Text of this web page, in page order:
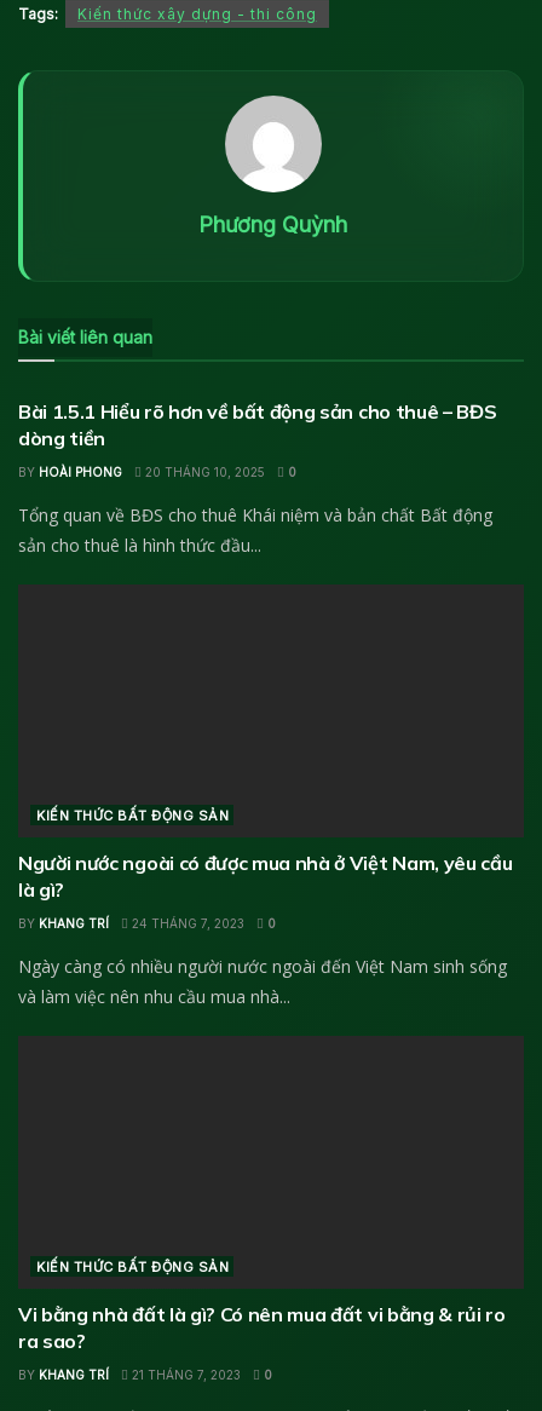
Tags: Kiến thức xây dựng - thi công
Phương Quỳnh
Bài viết liên quan
KIẾN THỨC BẤT ĐỘNG SẢN
Bài 1.5.1 Hiểu rõ hơn về bất động sản cho thuê – BĐS
dòng tiền
BY HOÀI PHONG 20 THÁNG 10, 2025 0
Tổng quan về BĐS cho thuê Khái niệm và bản chất Bất động
sản cho thuê là hình thức đầu...
KIẾN THỨC BẤT ĐỘNG SẢN
Người nước ngoài có được mua nhà ở Việt Nam, yêu cầu
là gì?
BY KHANG TRÍ 24 THÁNG 7, 2023 0
Ngày càng có nhiều người nước ngoài đến Việt Nam sinh sống
và làm việc nên nhu cầu mua nhà...
KIẾN THỨC BẤT ĐỘNG SẢN
Vi bằng nhà đất là gì? Có nên mua đất vi bằng & rủi ro
ra sao?
BY KHANG TRÍ 21 THÁNG 7, 2023 0